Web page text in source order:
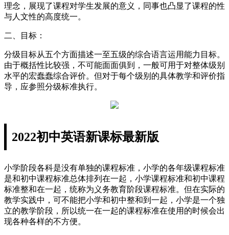
理念，展现了课程对学生发展的意义，同事也凸显了课程的性
与人文性的高度统一。
二、目标：
分级目标从五个方面描述一至五级的综合语言运用能力目标。
由于概括性比较强，不可能面面俱到，一般可用于对整体级别
水平的宏蠢蠢综合评价。但对于每个级别的具体教学和评价指
导，应参照分级标准执行。
2022初中英语新课标最新版
小学阶段各科是没有单独的课程标准，小学的各年级课程标准
是和初中课程标准总体排列在一起，小学课程标准和初中课程
标准整和在一起，统称为义务教育阶段课程标准。但在实际的
教学实践中，可不能把小学和初中整和到一起，小学是一个独
立的教学阶段，所以统一在一起的课程标准在使用的时候会出
现各种各样的不方便。